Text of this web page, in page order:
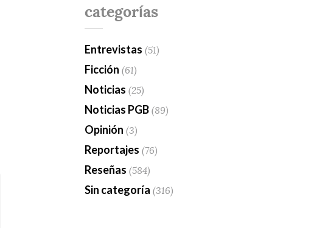
categorías
Entrevistas (51)
Ficción (61)
Noticias (25)
Noticias PGB (89)
Opinión (3)
Reportajes (76)
Reseñas (584)
Sin categoría (316)